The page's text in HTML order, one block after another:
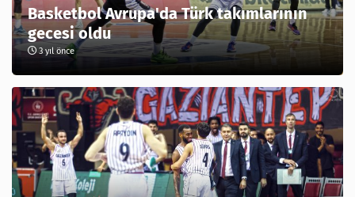
Basketbol Avrupa'da Türk takımlarının
gecesi oldu
3 yıl önce